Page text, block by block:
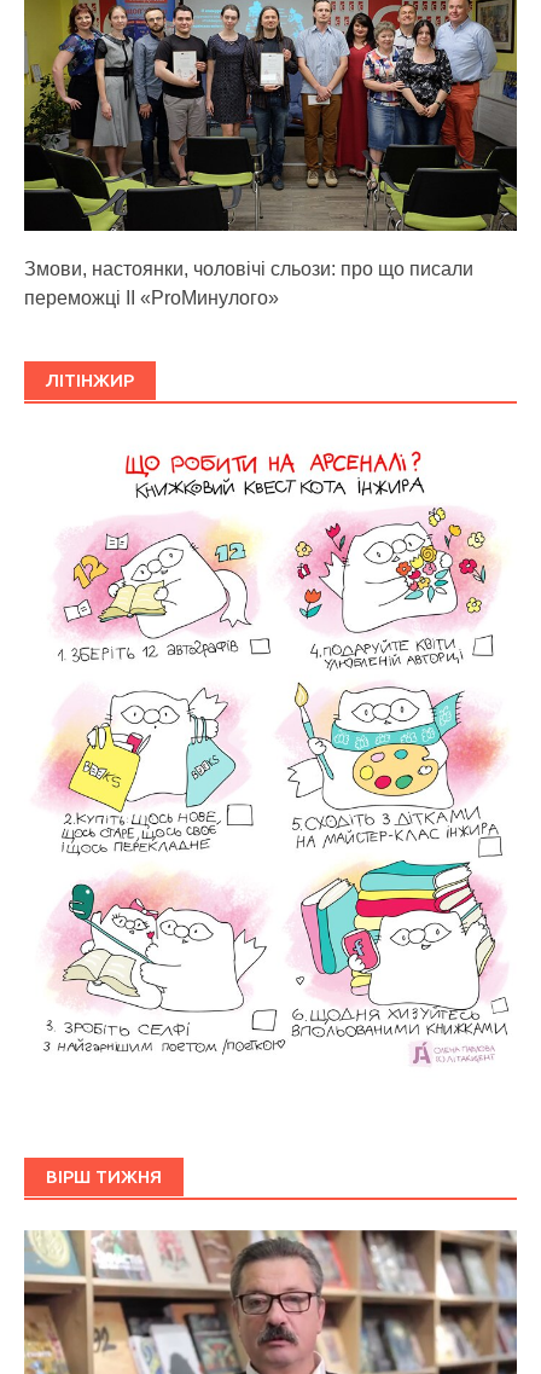
Змови, настоянки, чоловічі сльози: про що писали
переможці ІІ «ProМинулого»
ЛІТІНЖИР
ВІРШ ТИЖНЯ